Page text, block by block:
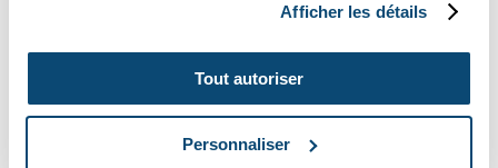
Afficher les détails
Tout autoriser
Personnaliser
Spectrum Latte